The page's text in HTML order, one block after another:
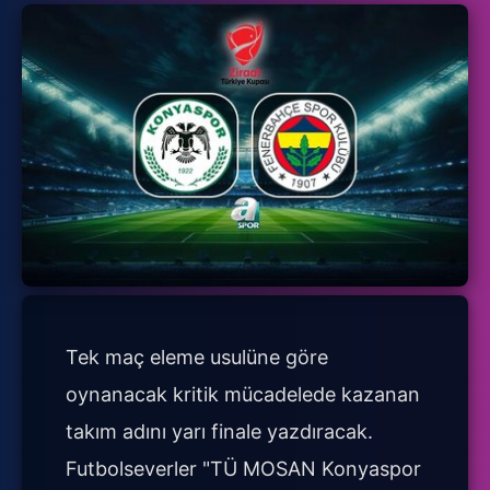
Tek maç eleme usulüne göre
oynanacak kritik mücadelede kazanan
takım adını yarı finale yazdıracak.
Futbolseverler "TÜ MOSAN Konyaspor